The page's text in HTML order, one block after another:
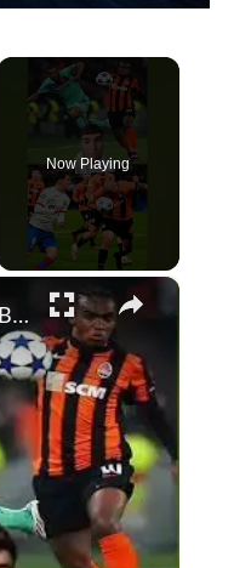
Now Playing
×
LA 6A ES INEVITABLE